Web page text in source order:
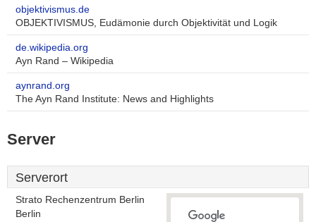
objektivismus.de
OBJEKTIVISMUS, Eudämonie durch Objektivität und Logik
de.wikipedia.org
Ayn Rand – Wikipedia
aynrand.org
The Ayn Rand Institute: News and Highlights
Server
Serverort
Strato Rechenzentrum Berlin
Berlin